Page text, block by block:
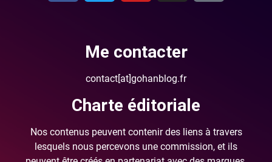
Me contacter
contact[at]gohanblog.fr
Charte éditoriale
Nos contenus peuvent contenir des liens à travers
lesquels nous percevons une commission, et ils